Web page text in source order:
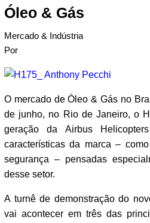
Óleo & Gás
Mercado & Indústria
Por
O mercado de Óleo & Gás no
de junho, no Rio de Janeiro, o
geração da Airbus
características da marca –
segurança – pensadas
desse setor.
A turnê de demonstração do
vai acontecer em três das